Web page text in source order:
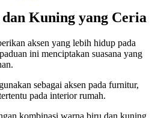
Kuning yang Ceria
aksen yang lebih hidup pada
ini menciptakan suasana yang
sebagai aksen pada furnitur,
pada interior rumah.